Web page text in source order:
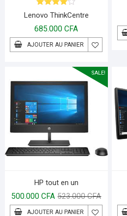
Note4.00
sur 5
Lenovo ThinkCentre
685.000CFA
AJOUTER AU PANIER
SALE!
HP tout en un
523.000CFA
500.000CFA
AJOUTER AU PANIER